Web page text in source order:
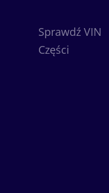
Sprawdź VIN
Części